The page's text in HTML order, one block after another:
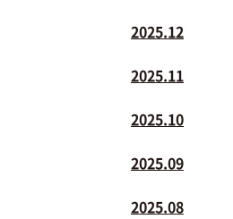
2025.12
2025.11
2025.10
2025.09
2025.08